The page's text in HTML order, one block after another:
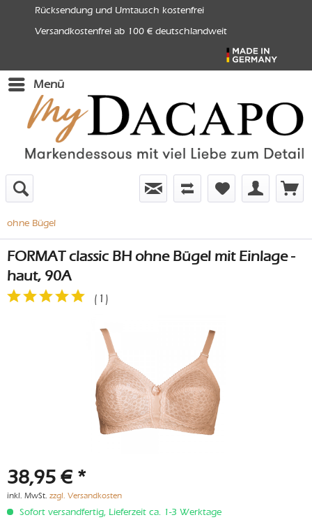
Rücksendung und Umtausch kostenfrei
Versandkostenfrei ab 100 € deutschlandweit
Menü
ohne Bügel
FORMAT classic BH ohne Bügel mit Einlage -
haut, 90A
( 1 )
38,95 € *
inkl. MwSt. zzgl. Versandkosten
Sofort versandfertig, Lieferzeit ca. 1-3 Werktage